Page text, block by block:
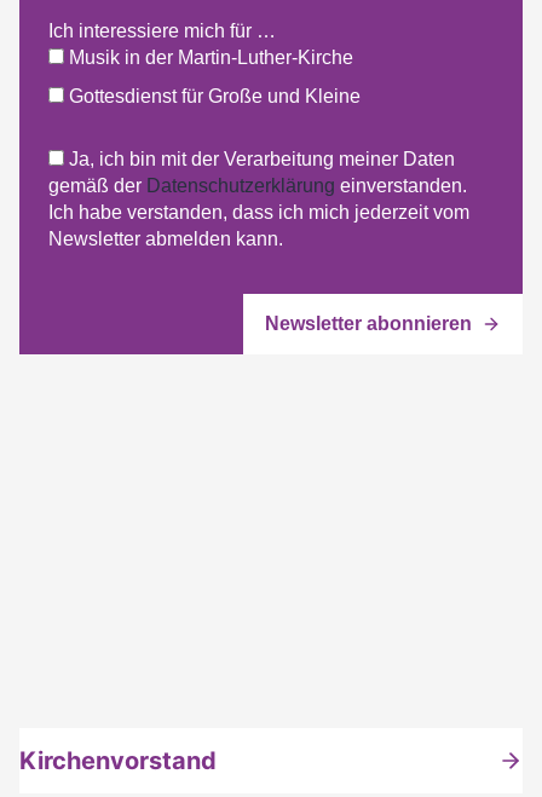
Ich interessiere mich für …
Musik in der Martin-Luther-Kirche
Gottesdienst für Große und Kleine
Ja, ich bin mit der Verarbeitung meiner Daten
gemäß der Datenschutzerklärung einverstanden.
Ich habe verstanden, dass ich mich jederzeit vom
Newsletter abmelden kann.
Kirchenvorstand